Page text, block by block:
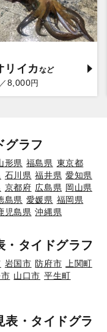
リイカ
8,000円
グラフ
形県 福島県 東京都
石川県 福井県 愛知県
京都府 広島県 岡山県
島県 愛媛県 福岡県
児島県 沖縄県
・タイドグラフ
岩国市 防府市
上関町
山口市 平生町
表・タイドグラ